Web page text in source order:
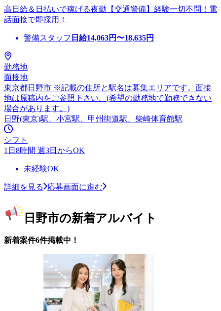
高日給＆日払いで稼げる夜勤【交通警備】経験一切不問！電
話面接で即採用！
警備スタッフ 日給14,063円〜18,635円
勤務地
面接地
東京都日野市 ※記載の住所と駅名は募集エリアです。面接
地は原稿内をご参照下さい。(希望の勤務地で勤務できない
場合があります。)
日野(東京)駅、小宮駅、甲州街道駅、柴崎体育館駅
シフト
1日8時間 週3日からOK
未経験OK
詳細を見る 応募画面に進む
日野市の新着アルバイト
新着案件6件掲載中！